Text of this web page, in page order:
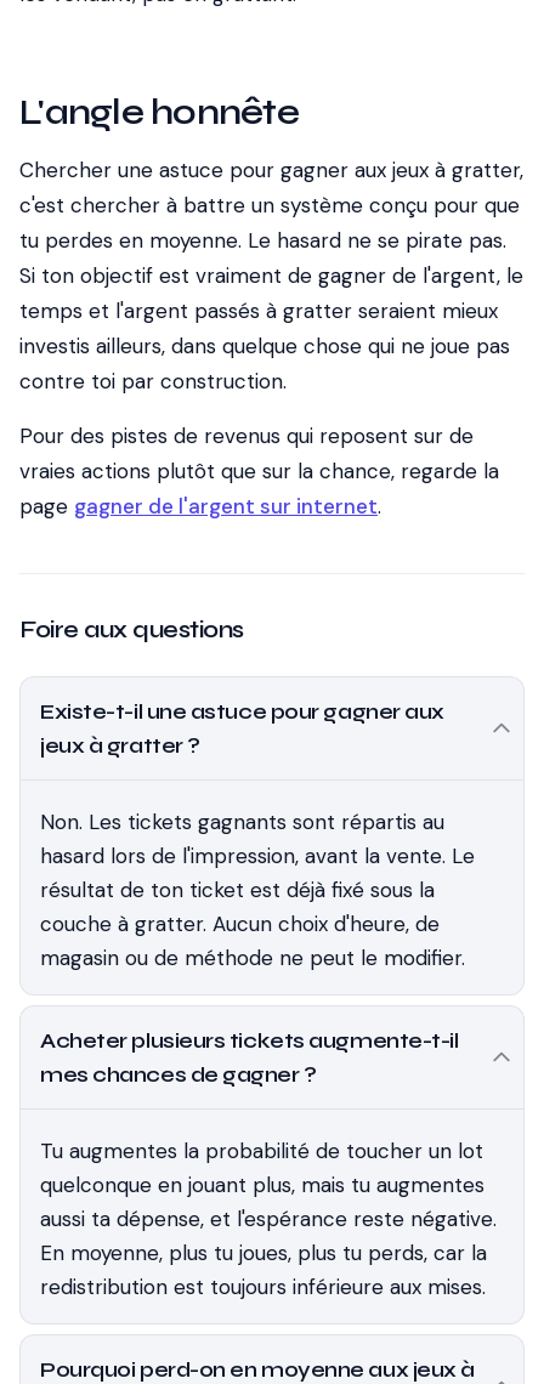
L'angle honnête
Chercher une astuce pour gagner aux jeux à gratter,
c'est chercher à battre un système conçu pour que
tu perdes en moyenne. Le hasard ne se pirate pas.
Si ton objectif est vraiment de gagner de l'argent, le
temps et l'argent passés à gratter seraient mieux
investis ailleurs, dans quelque chose qui ne joue pas
contre toi par construction.
Pour des pistes de revenus qui reposent sur de
vraies actions plutôt que sur la chance, regarde la
page gagner de l'argent sur internet.
Foire aux questions
Existe-t-il une astuce pour gagner aux
jeux à gratter ?
Non. Les tickets gagnants sont répartis au
hasard lors de l'impression, avant la vente. Le
résultat de ton ticket est déjà fixé sous la
couche à gratter. Aucun choix d'heure, de
magasin ou de méthode ne peut le modifier.
Acheter plusieurs tickets augmente-t-il
mes chances de gagner ?
Tu augmentes la probabilité de toucher un lot
quelconque en jouant plus, mais tu augmentes
aussi ta dépense, et l'espérance reste négative.
En moyenne, plus tu joues, plus tu perds, car la
redistribution est toujours inférieure aux mises.
Pourquoi perd-on en moyenne aux jeux à